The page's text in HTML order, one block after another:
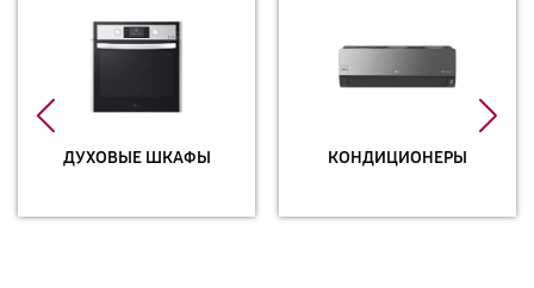
ДУХОВЫЕ ШКАФЫ КОНДИЦИОНЕРЫ